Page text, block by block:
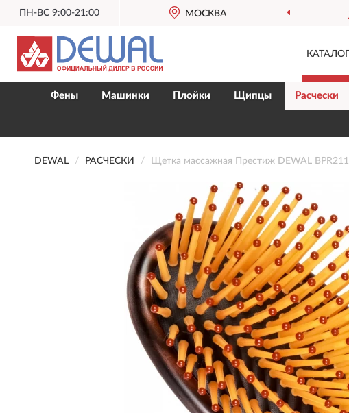
ПН-ВС 9:00-21:00 МОСКВА
КАТАЛОГ
Фены Машинки Плойки Щипцы Расчески
DEWAL РАСЧЕСКИ Щетка массажная Престиж DEWAL BPR211